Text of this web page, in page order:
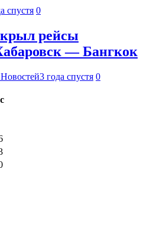
спустя 0
рейсы
— Бангкок
3 года спустя 0